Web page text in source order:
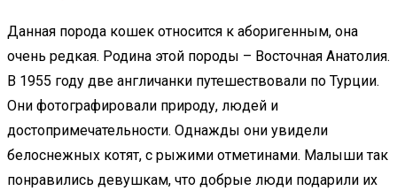
Данная порода кошек относится к аборигенным, она
очень редкая. Родина этой породы – Восточная Анатолия.
В 1955 году две англичанки путешествовали по Турции.
Они фотографировали природу, людей и
достопримечательности. Однажды они увидели
белоснежных котят, с рыжими отметинами. Малыши так
понравились девушкам, что добрые люди подарили их